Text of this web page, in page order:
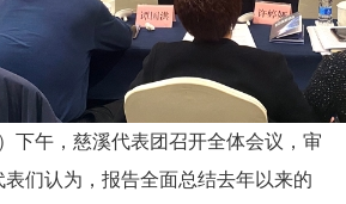
下午，慈溪代表团召开全体会议，审
们认为，报告全面总结去年以来的